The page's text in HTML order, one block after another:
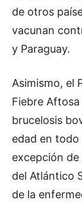
de otros
vacunan
y Paraguay.
Asimismo, el
Fiebre
brucelosis
edad en
excepción
del Atlántico
de la